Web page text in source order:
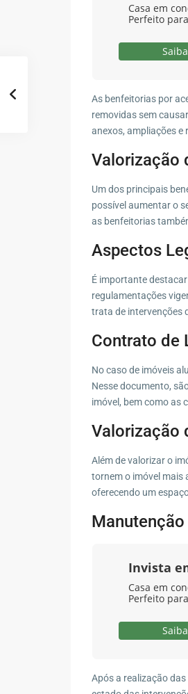
Casa em
Perfeito
As benfeitorias por
removidas sem
anexos, ampliações
Valorização
Um dos principais
possível aumentar o
as benfeitorias
Aspectos
É importante
regulamentações
trata de intervenções
Contrato de
No caso de imóveis
Nesse documento,
imóvel, bem como as
Valorização
Além de valorizar o
tornem o imóvel mais
oferecendo um
Invista
Casa em
Perfeito
Após a realização